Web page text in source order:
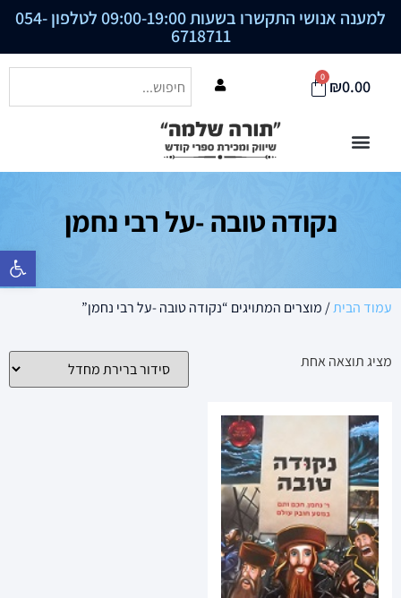
פתח סרגל
למענה אנושי התקשרו בשעות 09:00-19:00 לטלפון 054-
6718711
₪0.00
0
נקודה טובה -על רבי נחמן
עמוד הבית/ מוצרים המתויגים “נקודה טובה -על רבי נחמן”
מציג תוצאה אחת